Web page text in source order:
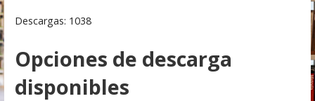
Descargas: 1038
Opciones de descarga
disponibles